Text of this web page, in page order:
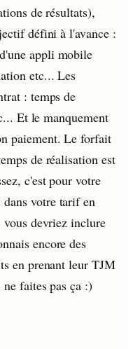
de résultats),
défini à l'avance :
appli mobile
etc... Les
: temps de
Et le manquement
paiement. Le forfait
de réalisation est
c'est pour votre
votre tarif en
devriez inclure
encore des
en prenant leur TJM
faites pas ça :)